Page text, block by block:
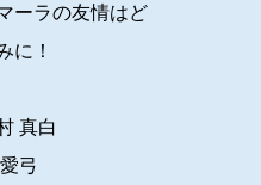
ーラの友情はど
に！
真白
弓